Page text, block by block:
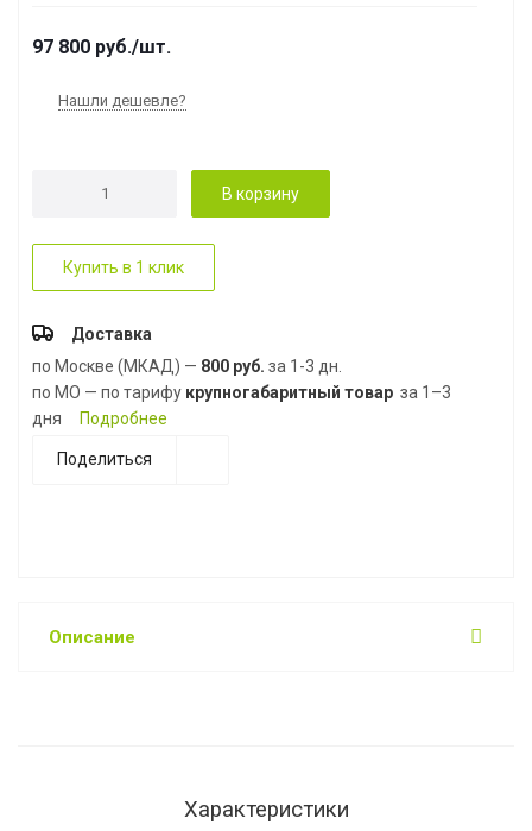
97 800 руб./шт.
Нашли дешевле?
В корзину
Купить в 1 клик
Доставка
по Москве (МКАД) — 800 руб. за 1-3 дн.
по МО — по тарифу крупногабаритный товар за 1–3
дня
Подробнее
Поделиться
Описание
Характеристики